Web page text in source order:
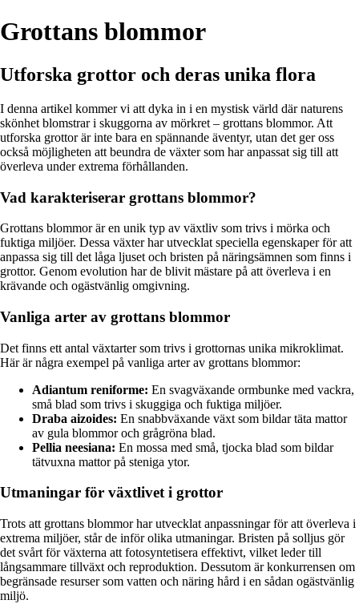
Grottans blommor
Utforska grottor och deras unika flora
I denna artikel kommer vi att dyka in i en mystisk värld där naturens
skönhet blomstrar i skuggorna av mörkret – grottans blommor. Att
utforska grottor är inte bara en spännande äventyr, utan det ger oss
också möjligheten att beundra de växter som har anpassat sig till att
överleva under extrema förhållanden.
Vad karakteriserar grottans blommor?
Grottans blommor är en unik typ av växtliv som trivs i mörka och
fuktiga miljöer. Dessa växter har utvecklat speciella egenskaper för att
anpassa sig till det låga ljuset och bristen på näringsämnen som finns i
grottor. Genom evolution har de blivit mästare på att överleva i en
krävande och ogästvänlig omgivning.
Vanliga arter av grottans blommor
Det finns ett antal växtarter som trivs i grottornas unika mikroklimat.
Här är några exempel på vanliga arter av grottans blommor:
Adiantum reniforme: En svagväxande ormbunke med vackra,
små blad som trivs i skuggiga och fuktiga miljöer.
Draba aizoides: En snabbväxande växt som bildar täta mattor
av gula blommor och grågröna blad.
Pellia neesiana: En mossa med små, tjocka blad som bildar
tätvuxna mattor på steniga ytor.
Utmaningar för växtlivet i grottor
Trots att grottans blommor har utvecklat anpassningar för att överleva i
extrema miljöer, står de inför olika utmaningar. Bristen på solljus gör
det svårt för växterna att fotosyntetisera effektivt, vilket leder till
långsammare tillväxt och reproduktion. Dessutom är konkurrensen om
begränsade resurser som vatten och näring hård i en sådan ogästvänlig
miljö.